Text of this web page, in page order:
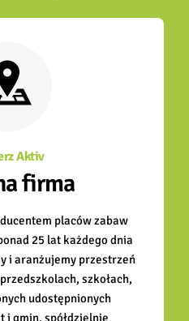
Aktiv
firma
placów zabaw
25 lat każdego dnia
i aranżujemy przestrzeń
szkołach,
udostępnionych
i gmin, spółdzielnie